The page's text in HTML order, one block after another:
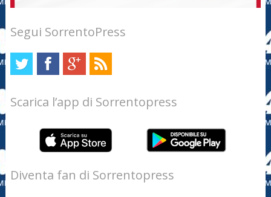
Segui SorrentoPress
Scarica l’app di Sorrentopress
Diventa fan di Sorrentopress